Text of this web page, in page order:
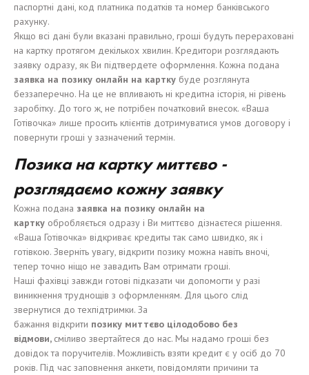
паспортні дані, код платника податків та номер банківського
рахунку.
Якщо всі дані були вказані правильно, гроші будуть перераховані
на картку протягом декількох хвилин. Кредитори розглядають
заявку одразу, як Ви підтвердете оформлення. Кожна подана
заявка на позику онлайн на картку буде розглянута
беззаперечно. На це не впливають ні кредитна історія, ні рівень
заробітку. До того ж, не потрібен початковий внесок. «Ваша
Готівочка» лише просить клієнтів дотримуватися умов договору і
повернути гроші у зазначений термін.
Позикана картку миттєво-
розглядаємокожнузаявку
Кожна подана заявка на позику онлайн на
картку обробляється одразу і Ви миттєво дізнаєтеся рішення.
«Ваша Готівочка» відкриває кредиты так само швидко, як і
готівкою. Зверніть увагу, відкрити позику можна навіть вночі,
тепер точно ніщо не завадить Вам отримати гроші.
Наші фахівці завжди готові підказати чи допомогти у разі
виникнення труднощів з оформленням. Для цього слід
звернутися до техпідтримки. За
бажання відкрити позику миттєво цілодобово без
відмови, сміливо звертайтеся до нас. Мы надамо гроші без
довідок та поручителів. Можливість взяти кредит є у осіб до 70
років. Під час заповнення анкети, повідомляти причини та